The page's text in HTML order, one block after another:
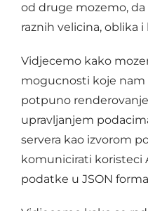
od druge mozemo,
raznih velicina, oblika
Vidjecemo kako
mogucnosti koje nam
potpuno
upravljanjem
servera kao izvorom
komunicirati koristeci
podatke u JSON